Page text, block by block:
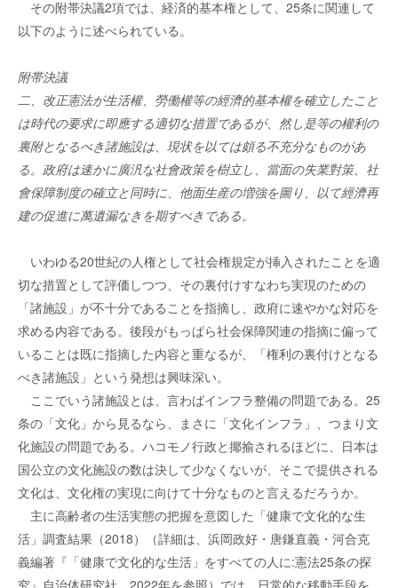
その附帯決議2項では、経済的基本権として、25条に関連して
以下のように述べられている。
附帯決議
二、改正憲法が生活權、勞働權等の經濟的基本權を確立したこと
は時代の要求に即應する適切な措置であるが、然し是等の權利の
裏附となるべき諸施設は、現状を以ては頗る不充分なものがあ
る。政府は速かに廣汎な社會政策を樹立し、當面の失業對策、社
會保障制度の確立と同時に、他面生産の増強を圖り、以て經濟再
建の促進に萬遺漏なきを期すべきである。
いわゆる20世紀の人権として社会権規定が挿入されたことを適
切な措置として評価しつつ、その裏付けすなわち実現のための
「諸施設」が不十分であることを指摘し、政府に速やかな対応を
求める内容である。後段がもっぱら社会保障関連の指摘に偏って
いることは既に指摘した内容と重なるが、「権利の裏付けとなる
べき諸施設」という発想は興味深い。
ここでいう諸施設とは、言わばインフラ整備の問題である。25
条の「文化」から見るなら、まさに「文化インフラ」、つまり文
化施設の問題である。ハコモノ行政と揶揄されるほどに、日本は
国公立の文化施設の数は決して少なくないが、そこで提供される
文化は、文化権の実現に向けて十分なものと言えるだろうか。
主に高齢者の生活実態の把握を意図した「健康で文化的な生
活」調査結果（2018）（詳細は、浜岡政好・唐鎌直義・河合克
義編著『「健康で文化的な生活」をすべての人に:憲法25条の探